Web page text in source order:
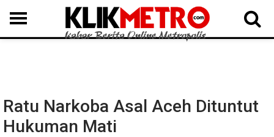
MEDAN LANGKAT DAIRI SAMOSIR TAPUT BATUBARA DELISERDANG
Ratu Narkoba Asal Aceh Dituntut
Hukuman Mati